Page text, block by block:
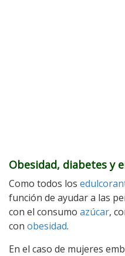
Obesidad, diabetes y
Como todos los
función de ayudar a las
con el consumo azúcar,
con obesidad.
En el caso de mujeres